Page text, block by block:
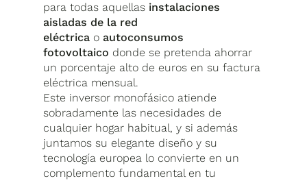
para todas aquellas instalaciones
aisladas de la red
eléctrica o autoconsumos
fotovoltaico donde se pretenda ahorrar
un porcentaje alto de euros en su factura
eléctrica mensual.
Este inversor monofásico atiende
sobradamente las necesidades de
cualquier hogar habitual, y si además
juntamos su elegante diseño y su
tecnología europea lo convierte en un
complemento fundamental en tu